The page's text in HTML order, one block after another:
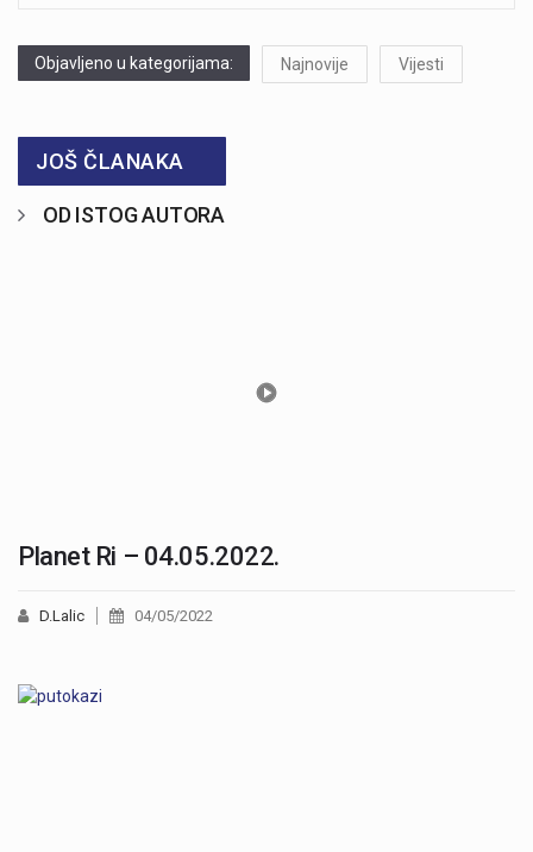
Objavljeno u kategorijama: Najnovije Vijesti
JOŠ ČLANAKA
OD ISTOG AUTORA
Planet Ri – 04.05.2022.
D.Lalic 04/05/2022